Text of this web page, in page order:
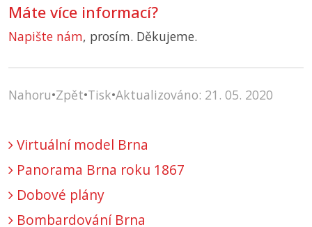
Máte více informací?
Napište nám, prosím. Děkujeme.
Nahoru•Zpět•Tisk•Aktualizováno: 21. 05. 2020
Virtuální model Brna
Panorama Brna roku 1867
Dobové plány
Bombardování Brna